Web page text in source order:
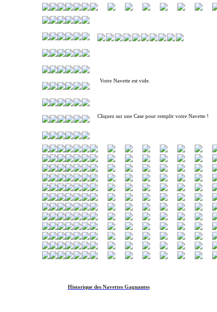
Votre Navette est vide.
Cliquez sur une Case pour remplir votre Navette !
Historique des Navettes Gagnantes